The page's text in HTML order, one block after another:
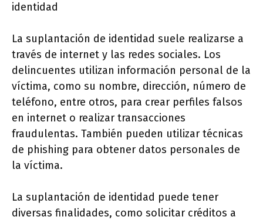
identidad
La suplantación de identidad suele realizarse a
través de internet y las redes sociales. Los
delincuentes utilizan información personal de la
víctima, como su nombre, dirección, número de
teléfono, entre otros, para crear perfiles falsos
en internet o realizar transacciones
fraudulentas. También pueden utilizar técnicas
de phishing para obtener datos personales de
la víctima.
La suplantación de identidad puede tener
diversas finalidades, como solicitar créditos a